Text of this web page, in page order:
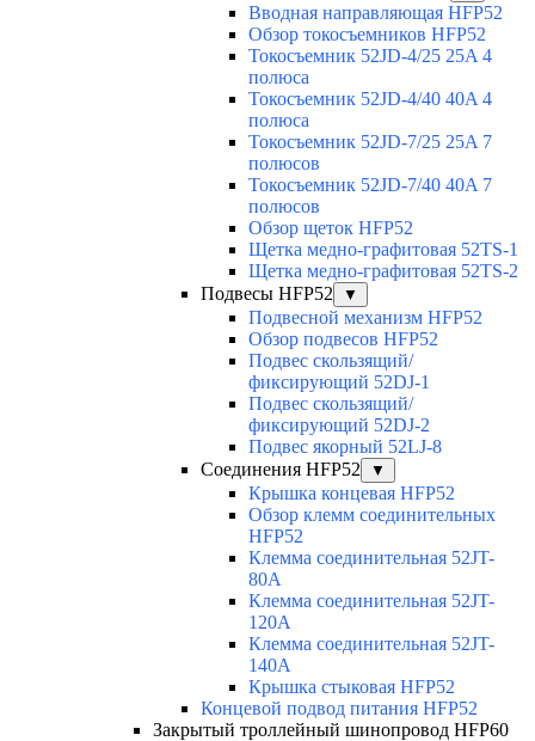
Вводная направляющая HFP52
Обзор токосъемников HFP52
Токосъемник 52JD-4/25 25A 4
полюса
Токосъемник 52JD-4/40 40A 4
полюса
Токосъемник 52JD-7/25 25A 7
полюсов
Токосъемник 52JD-7/40 40A 7
полюсов
Обзор щеток HFP52
Щетка медно-графитовая 52TS-1
Щетка медно-графитовая 52TS-2
Подвесы HFP52
▼
Подвесной механизм HFP52
Обзор подвесов HFP52
Подвес скользящий/
фиксирующий 52DJ-1
Подвес скользящий/
фиксирующий 52DJ-2
Подвес якорный 52LJ-8
Соединения HFP52
▼
Крышка концевая HFP52
Обзор клемм соединительных
HFP52
Клемма соединительная 52JT-
80A
Клемма соединительная 52JT-
120A
Клемма соединительная 52JT-
140A
Крышка стыковая HFP52
Концевой подвод питания HFP52
Закрытый троллейный шинопровод HFP60